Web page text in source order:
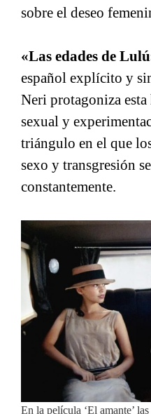
sobre el deseo
«Las edades de
español explícito y
Neri protagoniza
sexual y
triángulo en el que
sexo y transgresión
constantemente.
En la película ‘El amante’